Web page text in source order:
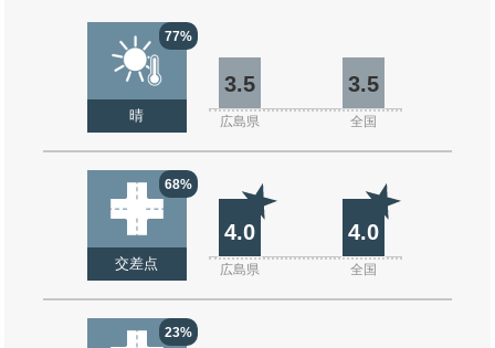
77%
晴
3.5 3.5
広島県 全国
68%
交差点
4.0 4.0
広島県 全国
23%